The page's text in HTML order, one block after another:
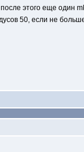
этого еще один
50, если не